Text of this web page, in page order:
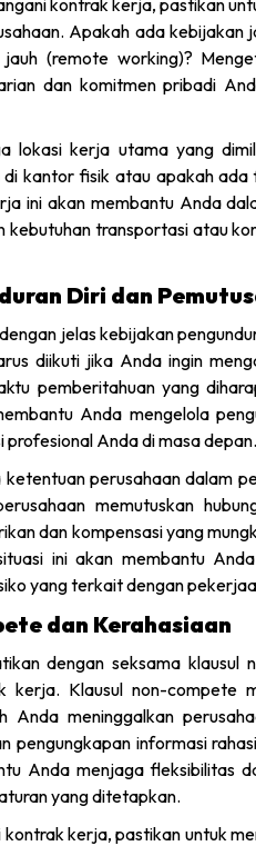
Apakah ada kebijakan
(remote working)?
dan komitmen pribadi
lokasi kerja utama yang
kantor fisik atau apakah
ini akan membantu Anda
kebutuhan transportasi atau
Diri dan
jelas kebijakan
diikuti jika Anda ingin
pemberitahuan yang
Anda mengelola
Anda di masa depan.
ketentuan perusahaan dalam
memutuskan
dan kompensasi yang
ini akan membantu
yang terkait dengan
dan Kerahasiaan
dengan seksama klausul
kerja. Klausul non-compete
Anda meninggalkan
pengungkapan informasi
Anda menjaga fleksibilitas
yang ditetapkan.
kerja, pastikan untuk